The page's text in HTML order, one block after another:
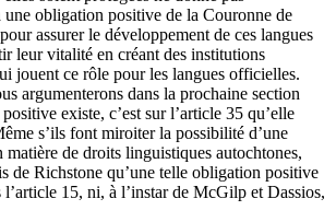
une obligation positive de la Couronne de
assurer le développement de ces langues
leur vitalité en créant des institutions
jouent ce rôle pour les langues officielles.
argumenterons dans la prochaine section
existe, c’est sur l’article 35 qu’elle
s’ils font miroiter la possibilité d’une
de droits linguistiques autochtones,
de Richstone qu’une telle obligation positive
l’article 15, ni, à l’instar de McGilp et Dassios,